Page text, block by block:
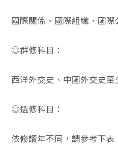
國際關係、國際組織、國際
◎群修科目：
西洋外交史、中國外交史
◎選修科目：
依修讀年不同，請參考下